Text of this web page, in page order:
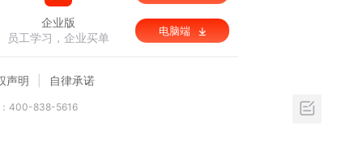
企业版
员工学习，企业买单
电脑端
声明 自律承诺
400-838-5616